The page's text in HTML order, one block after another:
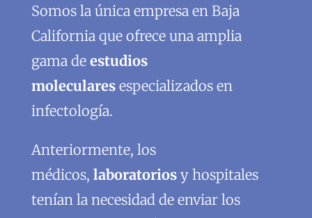
Somos la única empresa en Baja
California que ofrece una amplia
gama de estudios
moleculares especializados en
infectología.
Anteriormente, los
médicos, laboratorios y hospitales
tenían la necesidad de enviar los